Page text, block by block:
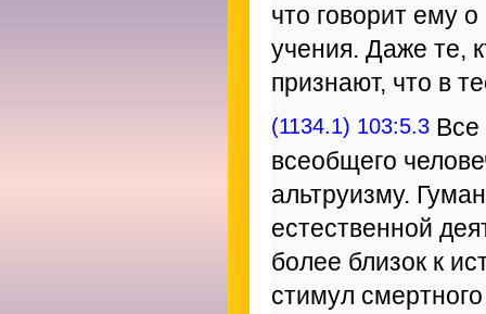
что говорит ему
учения. Даже те,
признают, что в
(1134.1) 103:5.3 Все
всеобщего
альтруизму.
естественной
более близок к
стимул